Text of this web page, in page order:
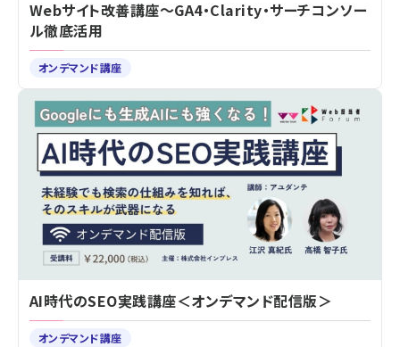
Webサイト改善講座～GA4・Clarity・サーチコンソー
ル徹底活用
オンデマンド講座
AI時代のSEO実践講座＜オンデマンド配信版＞
オンデマンド講座